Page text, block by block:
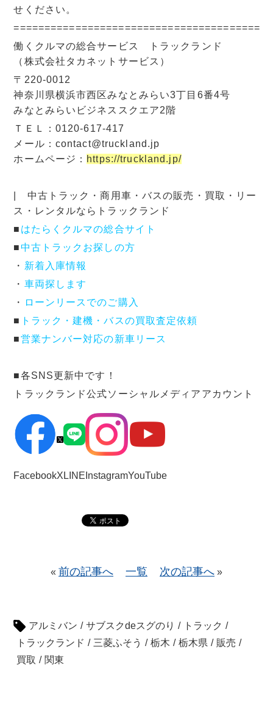
せください。
=========================================
働くクルマの総合サービス トラックランド
（株式会社タカネットサービス）
〒220-0012
神奈川県横浜市西区みなとみらい3丁目6番4号
みなとみらいビジネススクエア2階
ＴＥＬ：0120-617-417
メール：contact@truckland.jp
ホームページ： https://truckland.jp/
| 中古トラック・商用車・バスの販売・買取・リー
ス・レンタルならトラックランド
■ はたらくクルマの総合サイト
■中古トラックお探しの方
・ 新着入庫情報
・ 車両探します
・
ローンリースでのご購入
■ トラック・建機・バスの買取査定依頼
■営業ナンバー対応の新車リース
■各SNS更新中です！
トラックランド公式ソーシャルメディアアカウント
FacebookX LINE InstagramYouTube
« 前の記事へ 一覧 次の記事へ »
アルミバン / サブスクdeスグのり / トラック /
トラックランド / 三菱ふそう / 栃木 / 栃木県 / 販売 /
買取 / 関東